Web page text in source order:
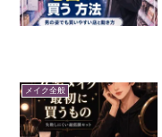
メイク全般